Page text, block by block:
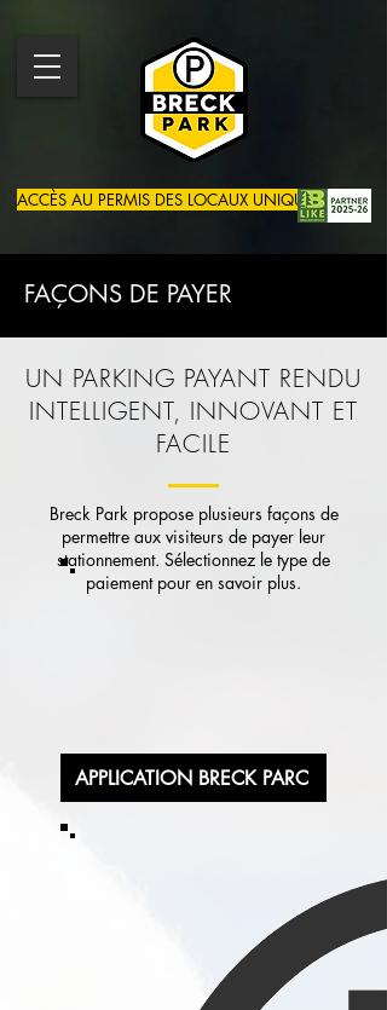
ACCÈS AU PERMIS DES LOCAUX UNIQUEMENT
FAÇONS DE PAYER
UN PARKING PAYANT RENDU
INTELLIGENT, INNOVANT ET
FACILE
Breck Park propose plusieurs façons de
permettre aux visiteurs de payer leur
stationnement. Sélectionnez le type de
paiement pour en savoir plus.
APPLICATION BRECK PARC